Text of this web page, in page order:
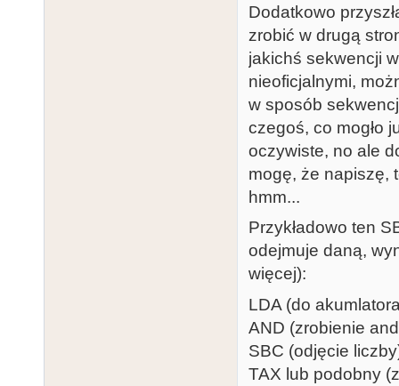
Dodatkowo
zrobić w drugą
jakichś sekwencji
nieoficjalnymi,
w sposób
czegoś, co mogło
oczywiste, no ale
mogę, że napiszę,
hmm...
Przykładowo ten
odejmuje daną,
więcej):
LDA (do
AND (zrobienie
SBC (odjęcie
TAX lub podobny